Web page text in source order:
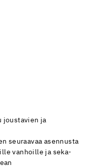
joustavien ja
seuraavaa asennusta
vanhoille ja seka-